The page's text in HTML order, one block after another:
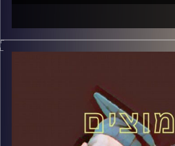
עם פרופסור בועז בן-